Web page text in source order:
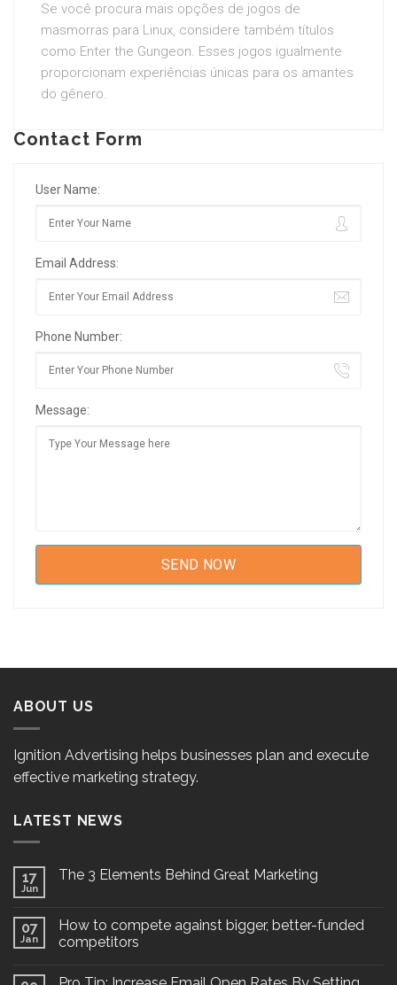
Se você procura mais opções de jogos de
masmorras para Linux, considere também títulos
como Enter the Gungeon. Esses jogos igualmente
proporcionam experiências únicas para os amantes
do gênero.
Contact Form
User Name:
Email Address:
Phone Number:
Message:
ABOUT US
Ignition Advertising helps businesses plan and execute
effective marketing strategy.
LATEST NEWS
17
Jun
The 3 Elements Behind Great Marketing
07
Jan
How to compete against bigger, better-funded
competitors